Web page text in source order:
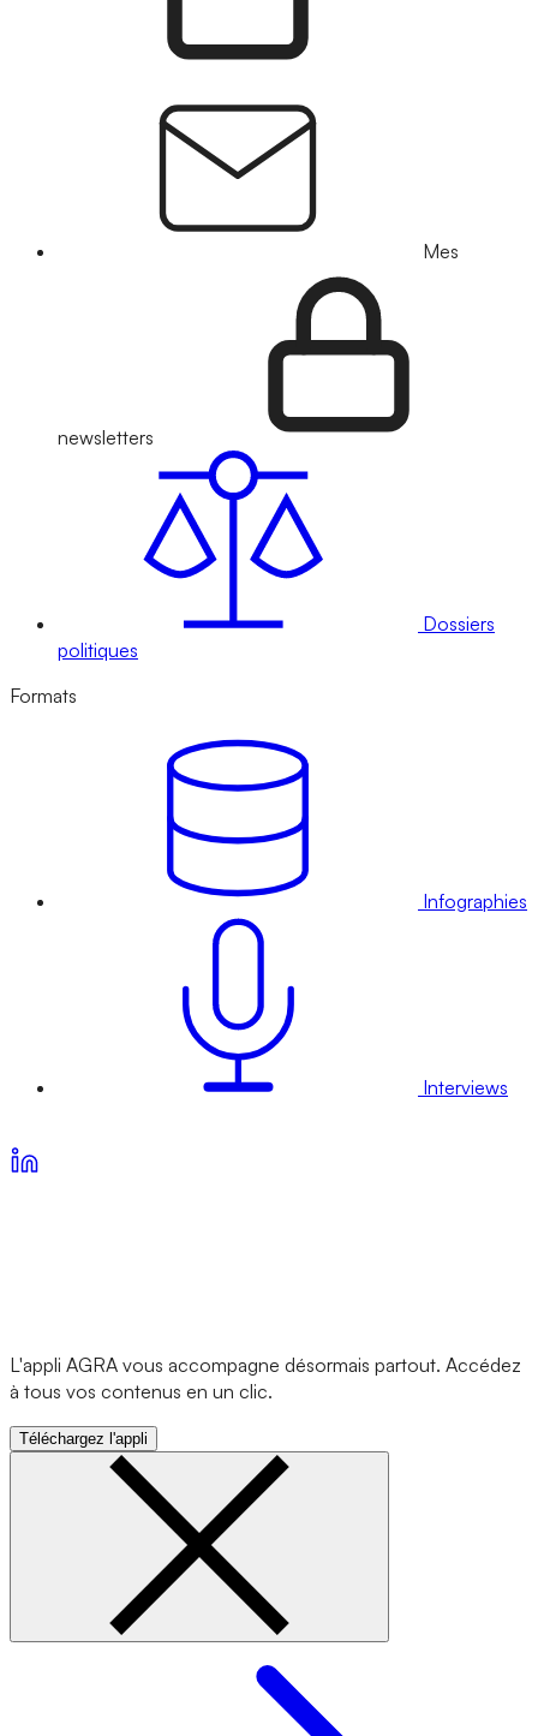
Mes
newsletters
Dossiers
politiques
Formats
Infographies
Interviews
L'appli AGRA vous accompagne désormais partout. Accédez
à tous vos contenus en un clic.
Téléchargez l'appli